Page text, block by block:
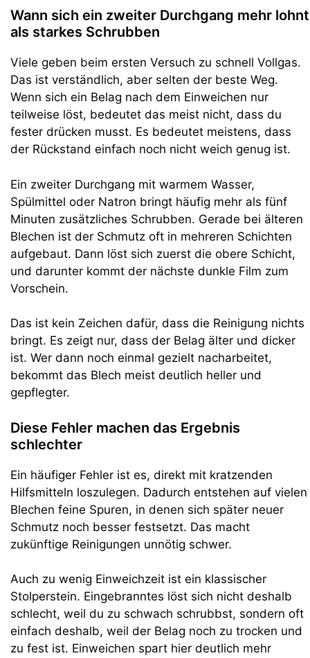
Wann sich ein zweiter Durchgang mehr lohnt
als starkes Schrubben
Viele geben beim ersten Versuch zu schnell Vollgas.
Das ist verständlich, aber selten der beste Weg.
Wenn sich ein Belag nach dem Einweichen nur
teilweise löst, bedeutet das meist nicht, dass du
fester drücken musst. Es bedeutet meistens, dass
der Rückstand einfach noch nicht weich genug ist.
Ein zweiter Durchgang mit warmem Wasser,
Spülmittel oder Natron bringt häufig mehr als fünf
Minuten zusätzliches Schrubben. Gerade bei älteren
Blechen ist der Schmutz oft in mehreren Schichten
aufgebaut. Dann löst sich zuerst die obere Schicht,
und darunter kommt der nächste dunkle Film zum
Vorschein.
Das ist kein Zeichen dafür, dass die Reinigung nichts
bringt. Es zeigt nur, dass der Belag älter und dicker
ist. Wer dann noch einmal gezielt nacharbeitet,
bekommt das Blech meist deutlich heller und
gepflegter.
Diese Fehler machen das Ergebnis
schlechter
Ein häufiger Fehler ist es, direkt mit kratzenden
Hilfsmitteln loszulegen. Dadurch entstehen auf vielen
Blechen feine Spuren, in denen sich später neuer
Schmutz noch besser festsetzt. Das macht
zukünftige Reinigungen unnötig schwer.
Auch zu wenig Einweichzeit ist ein klassischer
Stolperstein. Eingebranntes löst sich nicht deshalb
schlecht, weil du zu schwach schrubbst, sondern oft
einfach deshalb, weil der Belag noch zu trocken und
zu fest ist. Einweichen spart hier deutlich mehr